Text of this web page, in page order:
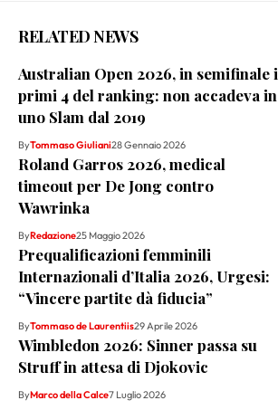
RELATED NEWS
Australian Open 2026, in semifinale i
primi 4 del ranking: non accadeva in
uno Slam dal 2019
ByTommaso Giuliani28 Gennaio 2026
Roland Garros 2026, medical
timeout per De Jong contro
Wawrinka
ByRedazione25 Maggio 2026
Prequalificazioni femminili
Internazionali d’Italia 2026, Urgesi:
“Vincere partite dà fiducia”
ByTommaso de Laurentiis29 Aprile 2026
Wimbledon 2026: Sinner passa su
Struff in attesa di Djokovic
ByMarco della Calce7 Luglio 2026